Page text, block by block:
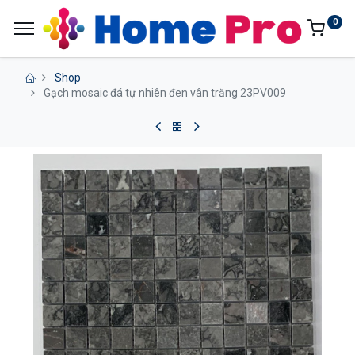
0
Shop
Gạch mosaic đá tự nhiên đen vân trăng 23PV009